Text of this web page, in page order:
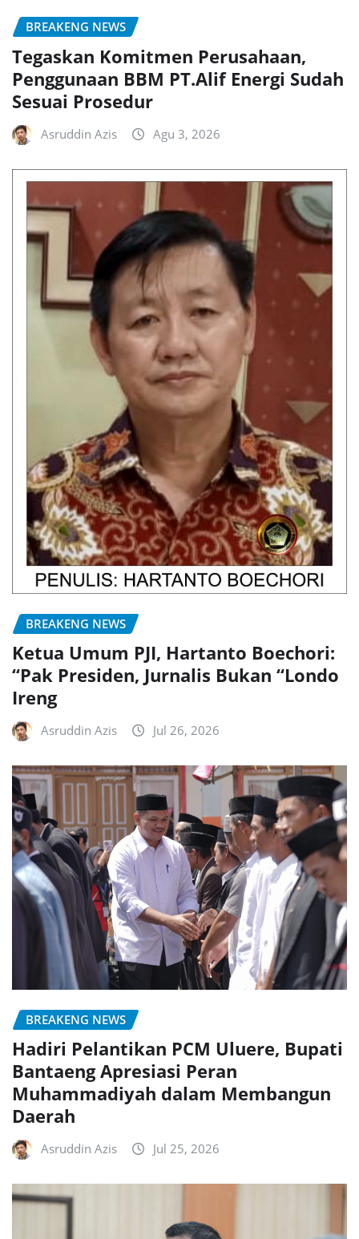
BREAKENG NEWS
Tegaskan Komitmen Perusahaan,
Penggunaan BBM PT.Alif Energi Sudah
Sesuai Prosedur
Asruddin Azis Agu 3, 2026
BREAKENG NEWS
Ketua Umum PJI, Hartanto Boechori:
“Pak Presiden, Jurnalis Bukan “Londo
Ireng
Asruddin Azis Jul 26, 2026
BREAKENG NEWS
Hadiri Pelantikan PCM Uluere, Bupati
Bantaeng Apresiasi Peran
Muhammadiyah dalam Membangun
Daerah
Asruddin Azis Jul 25, 2026